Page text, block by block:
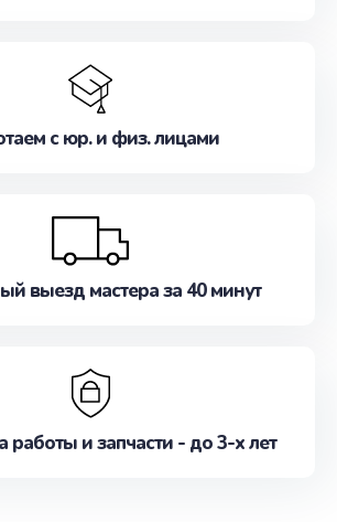
с юр. и физ. лицами
выезд мастера за 40 минут
работы и запчасти - до 3-х лет